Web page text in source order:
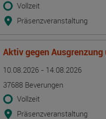
Vollzeit
Präsenzveranstaltung
Aktiv gegen
10.08.2026 - 14.08.2026
37688 Beverungen
Vollzeit
Präsenzveranstaltung